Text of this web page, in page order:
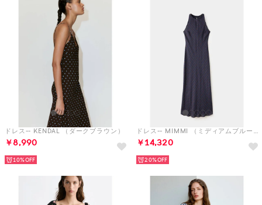
ドレス-- KENDAL （ダークブラウン）
￥8,990
10%
ドレス-- MIMMI （ミディアムブルー）
￥14,320
20%